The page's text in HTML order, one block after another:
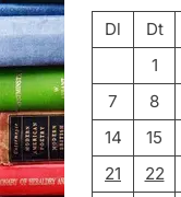
Dl
Dt
1
7
8
14
15
21
22